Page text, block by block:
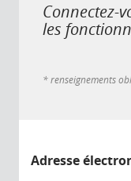
Connectez-
les
* renseignements
Adresse